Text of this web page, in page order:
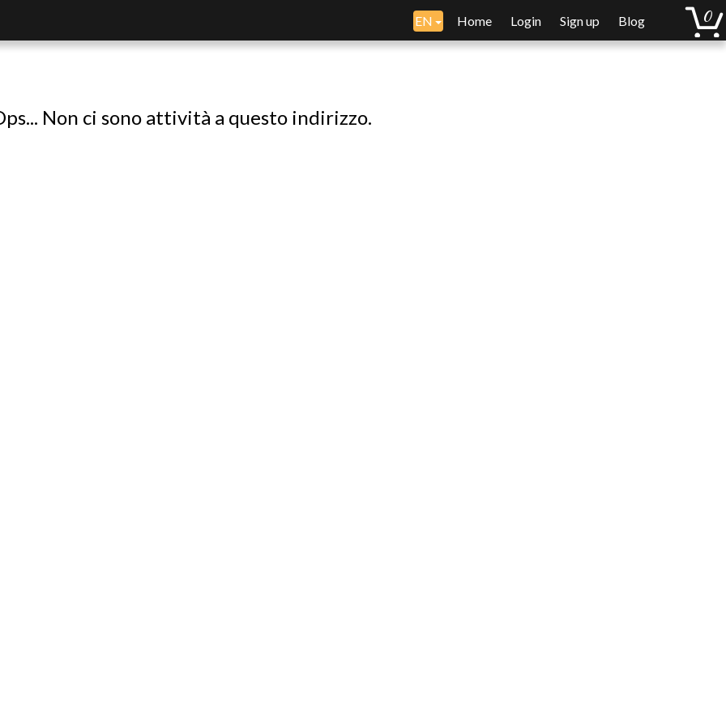
EN Home Login Sign up Blog
Non ci sono attività a questo indirizzo.